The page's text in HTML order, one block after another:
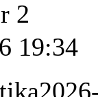
2
19:34